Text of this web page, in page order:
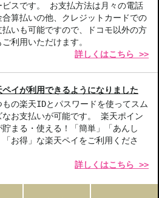
ビスです。 お支払方法は月々の電話
合算払いの他、クレジットカードでの
払いも可能ですので、ドコモ以外の方
ご利用いただけます。
詳しくはこちら >>
ペイが利用できるようになりました
もの楽天IDとパスワードを使ってスム
なお支払いが可能です。 楽天ポイン
貯まる・使える！「簡単」「あんし
「お得」な楽天ペイをご利用くださ
詳しくはこちら >>